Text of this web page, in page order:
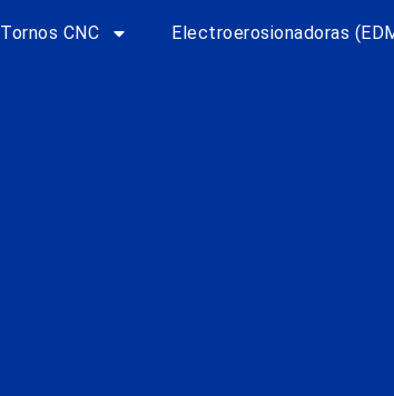
Tornos CNC Electroerosionadoras